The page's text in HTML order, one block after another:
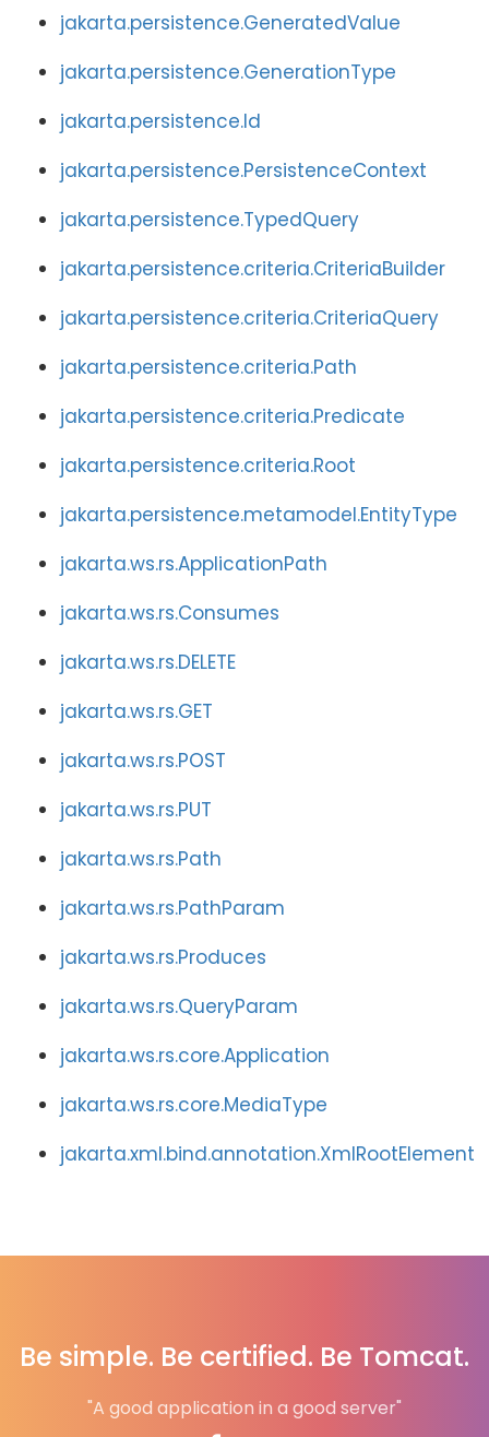
jakarta.persistence.GeneratedValue
jakarta.persistence.GenerationType
jakarta.persistence.Id
jakarta.persistence.PersistenceContext
jakarta.persistence.TypedQuery
jakarta.persistence.criteria.CriteriaBuilder
jakarta.persistence.criteria.CriteriaQuery
jakarta.persistence.criteria.Path
jakarta.persistence.criteria.Predicate
jakarta.persistence.criteria.Root
jakarta.persistence.metamodel.EntityType
jakarta.ws.rs.ApplicationPath
jakarta.ws.rs.Consumes
jakarta.ws.rs.DELETE
jakarta.ws.rs.GET
jakarta.ws.rs.POST
jakarta.ws.rs.PUT
jakarta.ws.rs.Path
jakarta.ws.rs.PathParam
jakarta.ws.rs.Produces
jakarta.ws.rs.QueryParam
jakarta.ws.rs.core.Application
jakarta.ws.rs.core.MediaType
jakarta.xml.bind.annotation.XmlRootElement
Be simple. Be certified. Be Tomcat.
"A good application in a good server"